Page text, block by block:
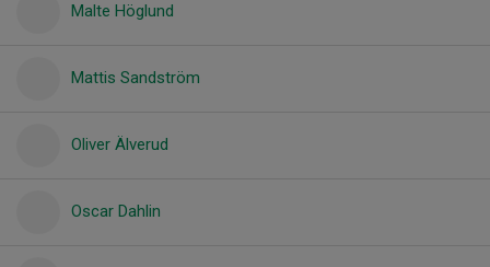
Malte Höglund
Mattis Sandström
Oliver Älverud
Oscar Dahlin